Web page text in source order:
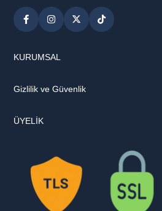
KURUMSAL
Gizlilik ve Güvenlik
ÜYELİK